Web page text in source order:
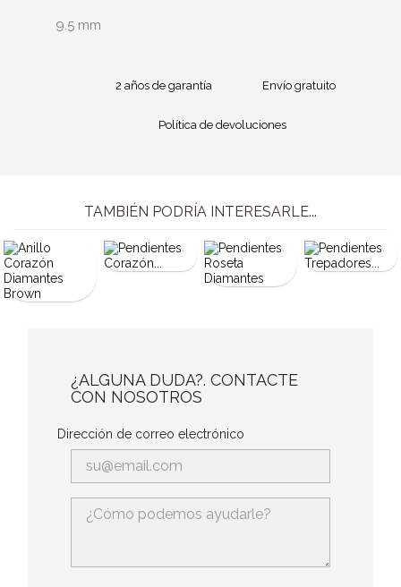
9.5 mm
2 años de garantía Envío gratuito
Política de devoluciones
TAMBIÉN PODRÍA INTERESARLE...
¿ALGUNA DUDA?. CONTACTE
CON NOSOTROS
Dirección de correo electrónico